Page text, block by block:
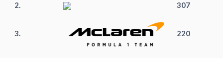
2. 307
3. 220